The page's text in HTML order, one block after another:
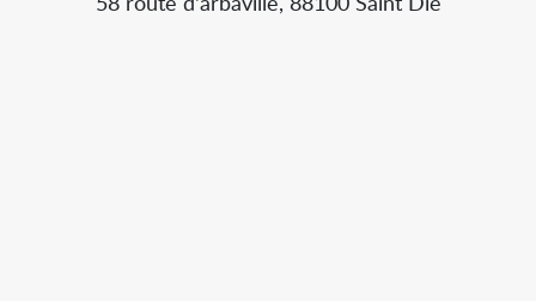
58 route d'arbaville, 88100 Saint Die